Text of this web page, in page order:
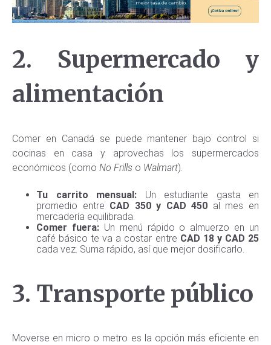
2. Supermercado y
alimentación
Comer en Canadá se puede mantener bajo control si
cocinas en casa y aprovechas los supermercados
económicos (como No Frills o Walmart).
Tu carrito mensual: Un estudiante gasta en
promedio entre CAD 350 y CAD 450 al mes en
mercadería equilibrada.
Comer fuera:Un menú rápido o almuerzo en un
café básico te va a costar entre CAD 18 y CAD 25
cada vez. Suma rápido, así que mejor dosificarlo.
3. Transporte público
Moverse en micro o metro es la opción más eficiente en